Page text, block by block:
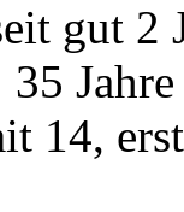
gut 2
14,